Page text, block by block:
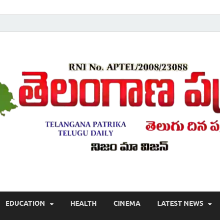
, తాజా వార్తలు , తెలుగు వార్తలు , బ్రేకింగ్ న్యూస్ తెలుగులో , తెలంగాణ లో తాజా
EDUCATION HEALTH CINEMA LATEST NEWS